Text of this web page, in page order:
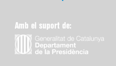
Amb el suport de: